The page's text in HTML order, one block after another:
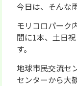
今日は、そんな
モリコロパーク
間に1本、土日
す。
地球市民交流セ
センターから大